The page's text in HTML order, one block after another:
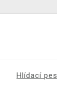
Hlídací pes